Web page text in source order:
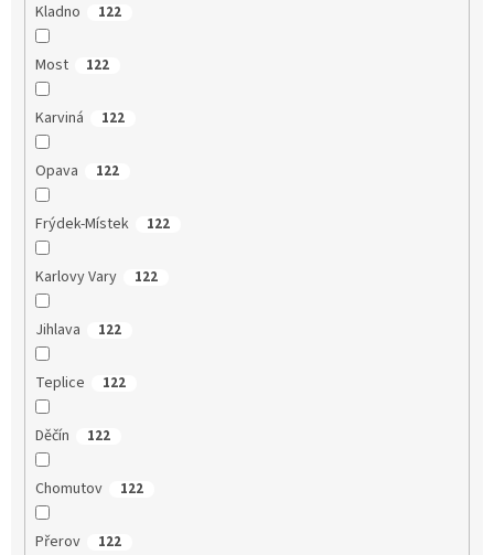
Kladno 122
Most 122
Karviná 122
Opava 122
Frýdek-Místek 122
Karlovy Vary 122
Jihlava 122
Teplice 122
Děčín 122
Chomutov 122
Přerov 122